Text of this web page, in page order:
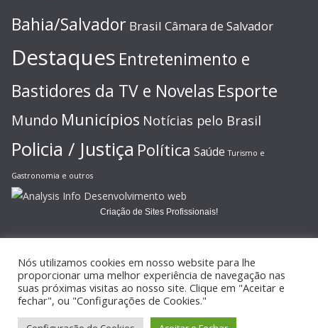
Bahia/Salvador Brasil Câmara de Salvador
Destaques Entretenimento e
Bastidores da TV e Novelas Esporte
Mundo Municípios Notícias pelo Brasil
Policia / Justiça Política Saúde Turismo e
Gastronomia e outros
Criação de Sites Profissionais!
Copyright © 2026JORNAL GAZETA ONLINE
reservados.
Nós utilizamos cookies em nosso website para lhe
proporcionar uma melhor experiência de navegação nas
suas próximas visitas ao nosso site. Clique em "Aceitar e
fechar", ou "Configurações de Cookies."